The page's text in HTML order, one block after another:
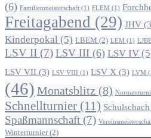
(6) Familienmeisterschaft (1) FLEM (1)
Freitagabend (29) JHV
Kinderpokal (5) LBEM (2) LEM (1)
LSV II (7) LSV III (6) LSV IV
LSV VII (3) LSV VIII (1) LSV X (3) LVM
(46) Monatsblitz (8)
Schnellturnier (11) Schulschach
Spaßmannschaft (7)
Winterturnier(2)